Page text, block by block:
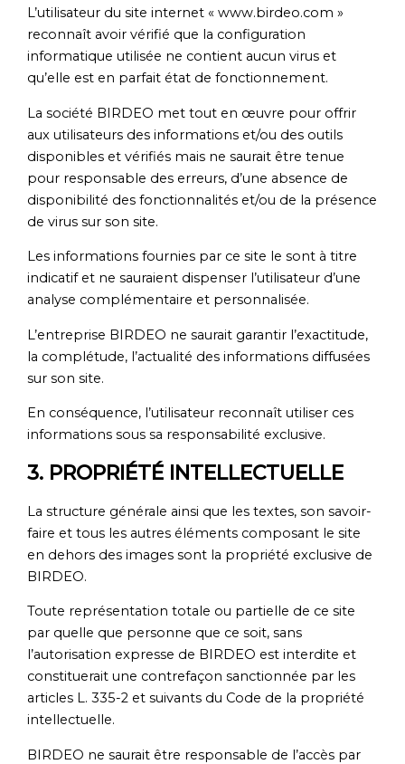
L’utilisateur du site internet « www.birdeo.com »
reconnaît avoir vérifié que la configuration
informatique utilisée ne contient aucun virus et
qu’elle est en parfait état de fonctionnement.
La société BIRDEO met tout en œuvre pour offrir
aux utilisateurs des informations et/ou des outils
disponibles et vérifiés mais ne saurait être tenue
pour responsable des erreurs, d’une absence de
disponibilité des fonctionnalités et/ou de la présence
de virus sur son site.
Les informations fournies par ce site le sont à titre
indicatif et ne sauraient dispenser l’utilisateur d’une
analyse complémentaire et personnalisée.
L’entreprise BIRDEO ne saurait garantir l’exactitude,
la complétude, l’actualité des informations diffusées
sur son site.
En conséquence, l’utilisateur reconnaît utiliser ces
informations sous sa responsabilité exclusive.
3. PROPRIÉTÉ INTELLECTUELLE
La structure générale ainsi que les textes, son savoir-
faire et tous les autres éléments composant le site
en dehors des images sont la propriété exclusive de
BIRDEO.
Toute représentation totale ou partielle de ce site
par quelle que personne que ce soit, sans
l’autorisation expresse de BIRDEO est interdite et
constituerait une contrefaçon sanctionnée par les
articles L. 335-2 et suivants du Code de la propriété
intellectuelle.
BIRDEO ne saurait être responsable de l’accès par